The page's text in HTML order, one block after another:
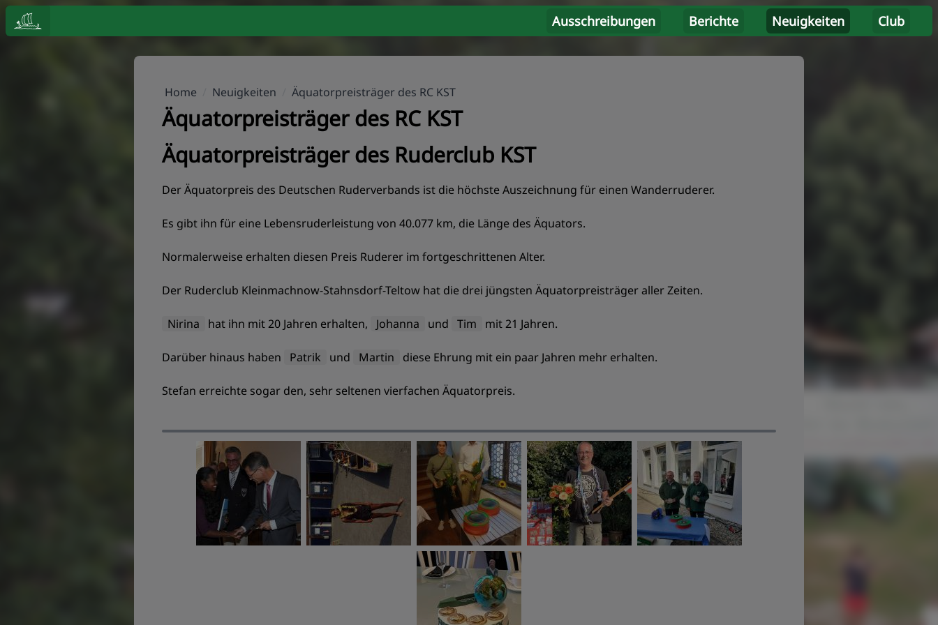
Ausschreibungen Berichte Neuigkeiten Club
Home Neuigkeiten Äquatorpreisträger des RC KST
Äquatorpreisträger des RC KST
Äquatorpreisträger des Ruderclub KST
Der Äquatorpreis des Deutschen Ruderverbands ist die höchste Auszeichnung für einen Wanderruderer.
Es gibt ihn für eine Lebensruderleistung von 40.077 km, die Länge des Äquators.
Normalerweise erhalten diesen Preis Ruderer im fortgeschrittenen Alter.
Der Ruderclub Kleinmachnow-Stahnsdorf-Teltow hat die drei jüngsten Äquatorpreisträger aller Zeiten.
Nirina hat ihn mit 20 Jahren erhalten, Johanna und Tim mit 21 Jahren.
Darüber hinaus haben Patrik und Martin diese Ehrung mit ein paar Jahren mehr erhalten.
Stefan erreichte sogar den, sehr seltenen vierfachen Äquatorpreis.